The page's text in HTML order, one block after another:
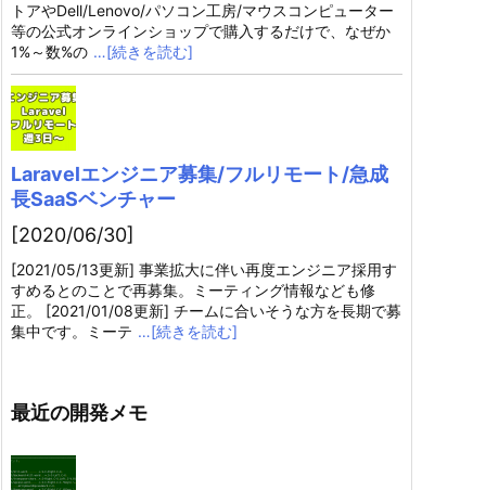
トアやDell/Lenovo/パソコン工房/マウスコンピューター
等の公式オンラインショップで購入するだけで、なぜか
1%～数%の …[続きを読む]
Laravelエンジニア募集/フルリモート/急成
長SaaSベンチャー
[2020/06/30]
[2021/05/13更新] 事業拡大に伴い再度エンジニア採用す
すめるとのことで再募集。ミーティング情報なども修
正。 [2021/01/08更新] チームに合いそうな方を長期で募
集中です。ミーテ …[続きを読む]
最近の開発メモ